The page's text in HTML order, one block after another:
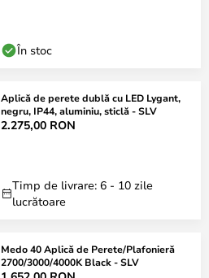
În stoc
Aplică de perete dublă cu LED Lygant,
negru, IP44, aluminiu, sticlă - SLV
2.275,00 RON
Timp de livrare: 6 - 10 zile
lucrătoare
Medo 40 Aplică de Perete/Plafonieră
2700/3000/4000K Black - SLV